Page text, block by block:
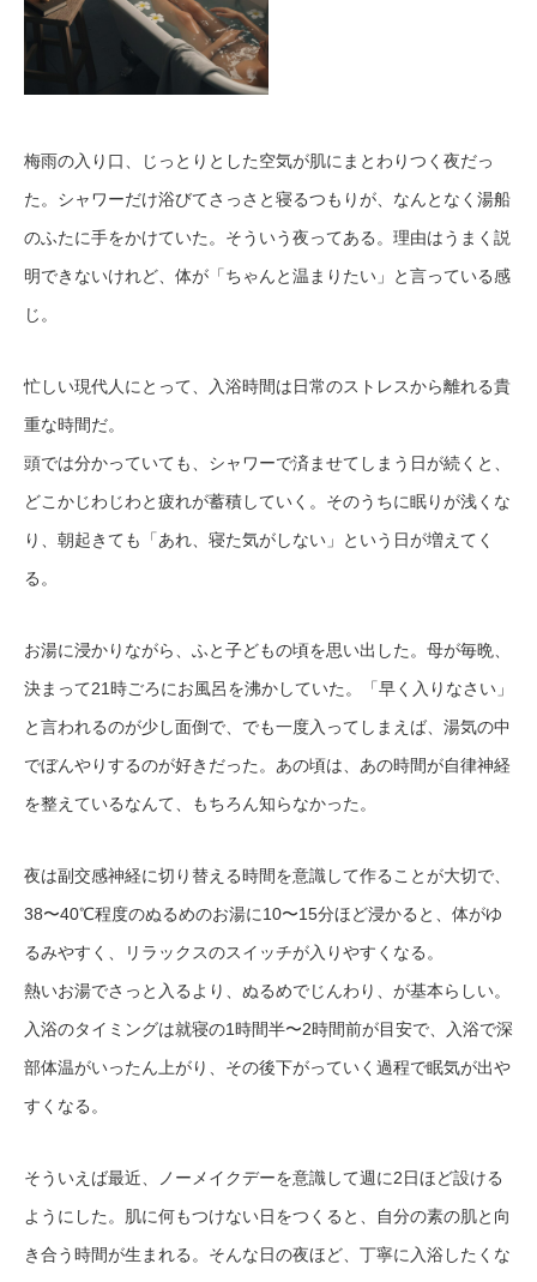
梅雨の入り口、じっとりとした空気が肌にまとわりつく夜だっ
た。シャワーだけ浴びてさっさと寝るつもりが、なんとなく湯船
のふたに手をかけていた。そういう夜ってある。理由はうまく説
明できないけれど、体が「ちゃんと温まりたい」と言っている感
じ。
忙しい現代人にとって、入浴時間は日常のストレスから離れる貴
重な時間だ。
頭では分かっていても、シャワーで済ませてしまう日が続くと、
どこかじわじわと疲れが蓄積していく。そのうちに眠りが浅くな
り、朝起きても「あれ、寝た気がしない」という日が増えてく
る。
お湯に浸かりながら、ふと子どもの頃を思い出した。母が毎晩、
決まって21時ごろにお風呂を沸かしていた。「早く入りなさい」
と言われるのが少し面倒で、でも一度入ってしまえば、湯気の中
でぼんやりするのが好きだった。あの頃は、あの時間が自律神経
を整えているなんて、もちろん知らなかった。
夜は副交感神経に切り替える時間を意識して作ることが大切で、
38〜40℃程度のぬるめのお湯に10〜15分ほど浸かると、体がゆ
るみやすく、リラックスのスイッチが入りやすくなる。
熱いお湯でさっと入るより、ぬるめでじんわり、が基本らしい。
入浴のタイミングは就寝の1時間半〜2時間前が目安で、入浴で深
部体温がいったん上がり、その後下がっていく過程で眠気が出や
すくなる。
そういえば最近、ノーメイクデーを意識して週に2日ほど設ける
ようにした。肌に何もつけない日をつくると、自分の素の肌と向
き合う時間が生まれる。そんな日の夜ほど、丁寧に入浴したくな